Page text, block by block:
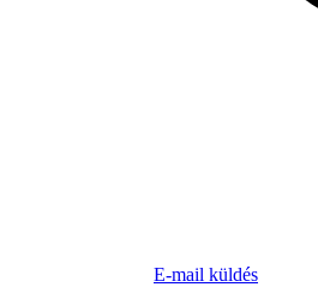
E-mail küldés